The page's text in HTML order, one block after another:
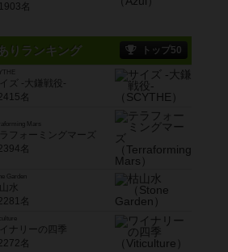
1903名
りランキング トップ50
ズ -大鎌戦役-
名
Mars
フォーミングマーズ
名
Garden
水
名
ナリーの四季
名